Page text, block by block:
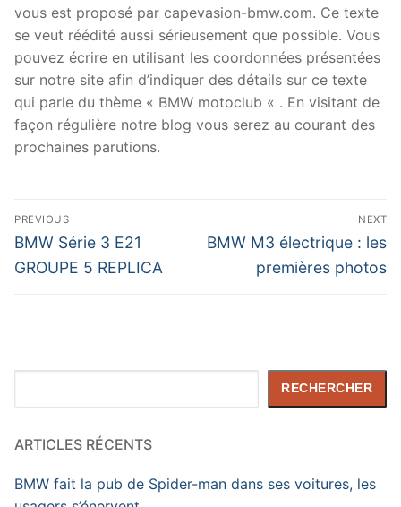
vous est proposé par capevasion-bmw.com. Ce texte
se veut réédité aussi sérieusement que possible. Vous
pouvez écrire en utilisant les coordonnées présentées
sur notre site afin d’indiquer des détails sur ce texte
qui parle du thème « BMW motoclub « . En visitant de
façon régulière notre blog vous serez au courant des
prochaines parutions.
Navigation
de
l’article
PREVIOUS
Previous
post:
BMW Série 3 E21
GROUPE 5 REPLICA
NEXT
Next
BMW M3 électrique : les
premières photos
RECHERCHER
ARTICLES RÉCENTS
BMW fait la pub de Spider-man dans ses voitures, les